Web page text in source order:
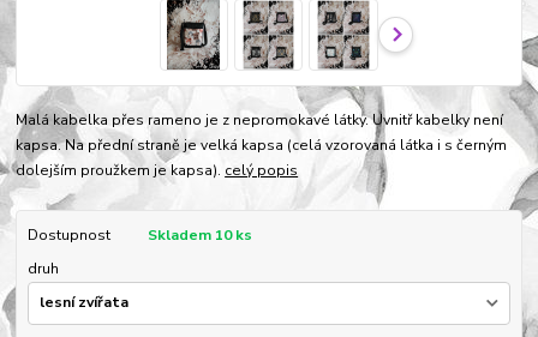
Malá kabelka přes rameno je z nepromokavé látky. Uvnitř kabelky není
kapsa. Na přední straně je velká kapsa (celá vzorovaná látka i s černým
dolejším proužkem je kapsa). celý popis
Dostupnost
Skladem 10 ks
druh